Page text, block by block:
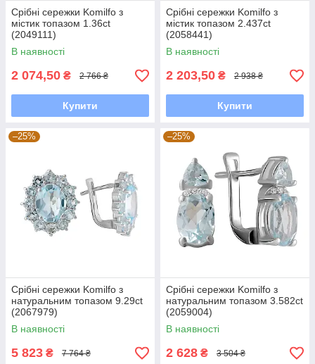
Срібні сережки Komilfo з
містик топазом 1.36ct
(2049111)
В наявності
2 074,50 ₴ 2 766 ₴
Купити
Срібні сережки Komilfo з
містик топазом 2.437ct
(2058441)
В наявності
2 203,50 ₴ 2 938 ₴
Купити
–25%
Срібні сережки Komilfo з
натуральним топазом 9.29ct
(2067979)
В наявності
5 823 ₴ 7 764 ₴
–25%
Срібні сережки Komilfo з
натуральним топазом 3.582ct
(2059004)
В наявності
2 628 ₴ 3 504 ₴